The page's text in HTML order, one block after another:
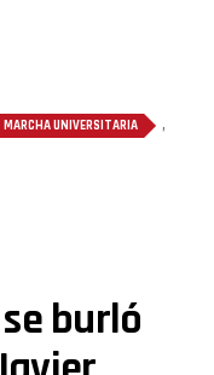
MARCHA UNIVERSITARIA ,
burló